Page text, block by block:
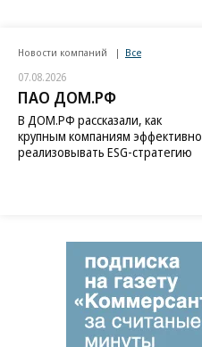
Новости компаний Все
07.08.2026
ПАО ДОМ.РФ
В ДОМ.РФ рассказали, как
крупным компаниям эффективно
реализовывать ESG-стратегию